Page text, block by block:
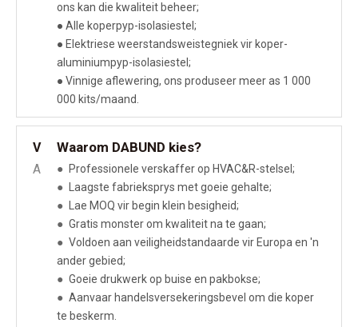
ons kan die kwaliteit beheer;
● Alle koperpyp-isolasiestel;
● Elektriese weerstandsweistegniek vir koper-
aluminiumpyp-isolasiestel;
● Vinnige aflewering, ons produseer meer as 1 000
000 kits/maand.
V Waarom DABUND kies?
A ● Professionele verskaffer op HVAC&R-stelsel;
●
Laagste fabrieksprys met goeie gehalte;
●
Lae MOQ vir begin klein besigheid;
● Gratis monster om kwaliteit na te gaan;
● Voldoen aan veiligheidstandaarde vir Europa en 'n
ander gebied;
● Goeie drukwerk op buise en pakbokse;
● Aanvaar handelsversekeringsbevel om die koper
te beskerm.